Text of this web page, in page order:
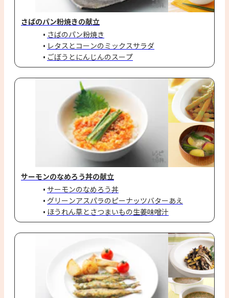
さばのパン粉焼きの献立
さばのパン粉焼き
レタスとコーンのミックスサラダ
ごぼうとにんじんのスープ
サーモンのなめろう丼の献立
サーモンのなめろう丼
グリーンアスパラのピーナッツバターあえ
ほうれん草とさつまいもの生姜味噌汁